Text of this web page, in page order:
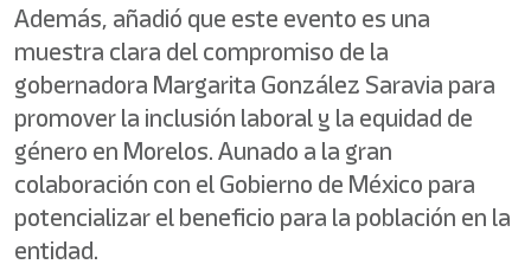
Además, añadió que este evento es una
muestra clara del compromiso de la
gobernadora Margarita González Saravia para
promover la inclusión laboral y la equidad de
género en Morelos. Aunado a la gran
colaboración con el Gobierno de México para
potencializar el beneficio para la población en la
entidad.